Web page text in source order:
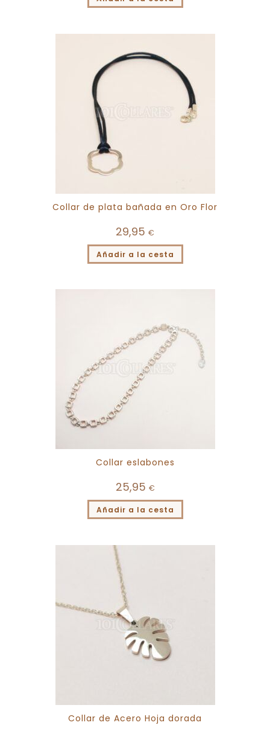
Collar de plata bañada en Oro Flor
29,95 €
Añadir a la cesta
Collar eslabones
25,95 €
Añadir a la cesta
Collar de Acero Hoja dorada